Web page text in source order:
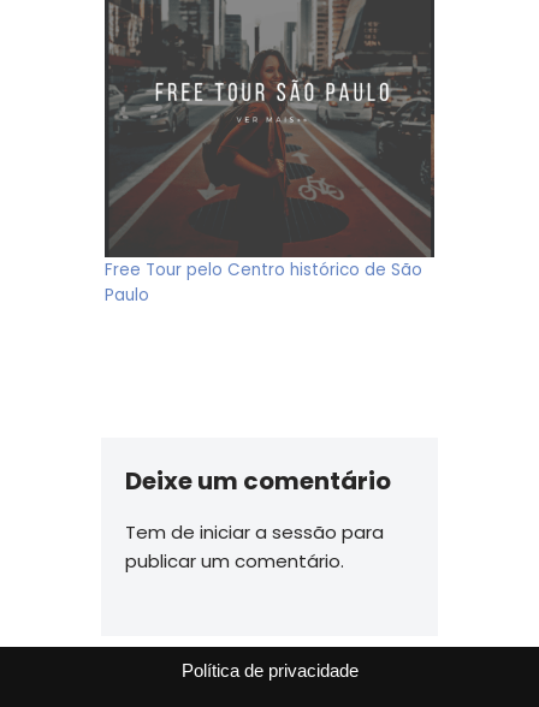
Free Tour pelo Centro histórico de São
Paulo
Deixe um comentário
Tem de iniciar a sessão para
publicar um comentário.
Política de privacidade